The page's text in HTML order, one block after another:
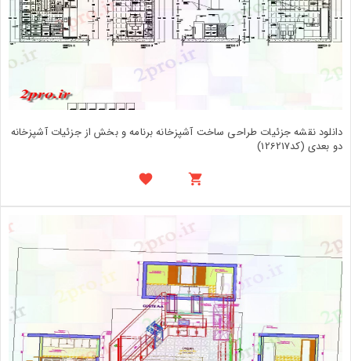
دانلود نقشه جزئیات طراحی ساخت آشپزخانه برنامه و بخش از جزئیات آشپزخانه
دو بعدی (کد126217)